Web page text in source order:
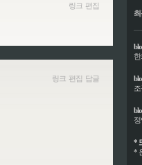
링크 편집
링크 편집 답글
*
*